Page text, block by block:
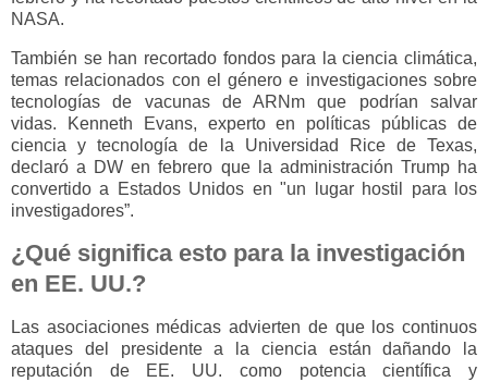
NASA.
También se han recortado fondos para la ciencia climática,
temas relacionados con el género e investigaciones sobre
tecnologías de vacunas de ARNm que podrían salvar
vidas. Kenneth Evans, experto en políticas públicas de
ciencia y tecnología de la Universidad Rice de Texas,
declaró a DW en febrero que la administración Trump ha
convertido a Estados Unidos en "un lugar hostil para los
investigadores”.
¿Qué significa esto para la investigación
en EE. UU.?
Las asociaciones médicas advierten de que los continuos
ataques del presidente a la ciencia están dañando la
reputación de EE. UU. como potencia científica y